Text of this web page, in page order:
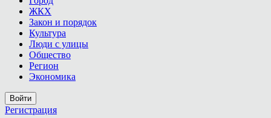
ЖКХ
Закон и порядок
Культура
Люди с улицы
Общество
Регион
Экономика
Войти
Регистрация